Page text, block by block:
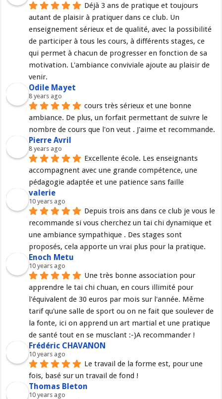
Déjà 3 ans de pratique et toujours
autant de plaisir à pratiquer dans ce club. Un
enseignement sérieux et de qualité, avec la possibilité
de participer à tous les cours, à différents stages, ce
qui permet à chacun de progresser en fonction de sa
motivation. L'ambiance conviviale ajoute au plaisir de
venir.
Odile Mayet
8 years ago
cours très sérieux et une bonne
ambiance. De plus, un forfait permettant de suivre le
nombre de cours que l'on veut . J'aime et recommande.
Pierre Avril
8 years ago
Excellente école. Les enseignants
accompagnent avec une grande compétence, une
pédagogie adaptée et une patience sans faille
valerie
10 years ago
Depuis trois ans dans ce club je vous le
recommande si vous cherchez un tai chi dynamique et
une ambiance sympathique . Des stages sont
proposés, cela apporte un vrai plus pour la pratique.
Enoch Metu
10 years ago
Une très bonne association pour
apprendre le tai chi chuan, en cours illimité pour
l'équivalent de 30 euros par mois sur l'année. Même
tarif qu'une salle de sport ou on ne fait que soulever de
la fonte, ici on apprend un art martial et une pratique
de santé tout en se musclant :-)A recommander !
Frédéric CHAVANON
10 years ago
Le travail de la forme est, pour une
fois, basé sur un travail de fond !
Thomas Bleton
10 years ago